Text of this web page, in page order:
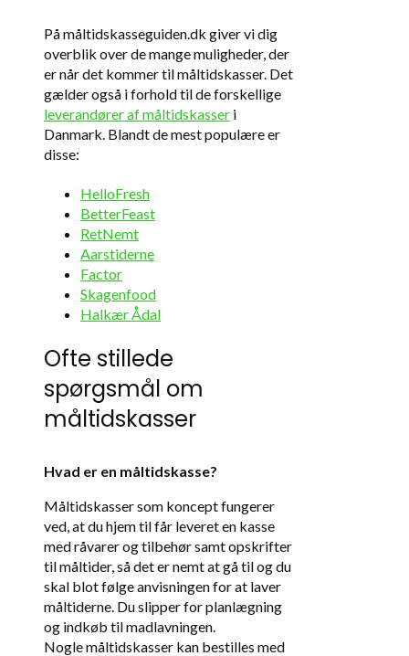
På måltidskasseguiden.dk giver vi dig
overblik over de mange muligheder, der
er når det kommer til måltidskasser. Det
gælder også i forhold til de forskellige
leverandører af måltidskasser i
Danmark. Blandt de mest populære er
disse:
HelloFresh
BetterFeast
RetNemt
Aarstiderne
Factor
Skagenfood
Halkær Ådal
Ofte stillede
spørgsmål om
måltidskasser
Hvad er en måltidskasse?
Måltidskasser som koncept fungerer
ved, at du hjem til får leveret en kasse
med råvarer og tilbehør samt opskrifter
til måltider, så det er nemt at gå til og du
skal blot følge anvisningen for at laver
måltiderne. Du slipper for planlægning
og indkøb til madlavningen.
Nogle måltidskasser kan bestilles med